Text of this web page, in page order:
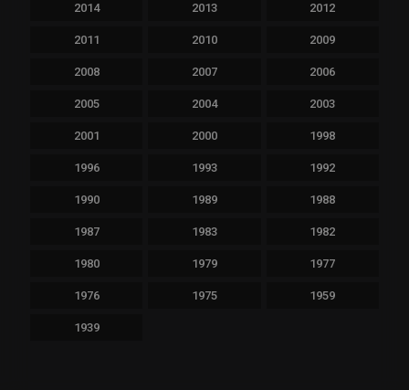
2014 2013 2012
2011 2010 2009
2008 2007 2006
2005 2004 2003
2001 2000 1998
1996 1993 1992
1990 1989 1988
1987 1983 1982
1980 1979 1977
1976 1975 1959
1939